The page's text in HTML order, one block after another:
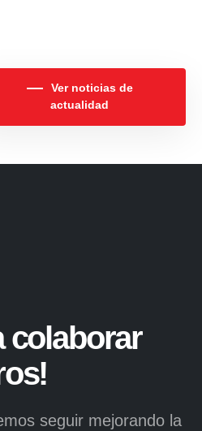
Ver noticias de
actualidad
colaborar
seguir mejorando la